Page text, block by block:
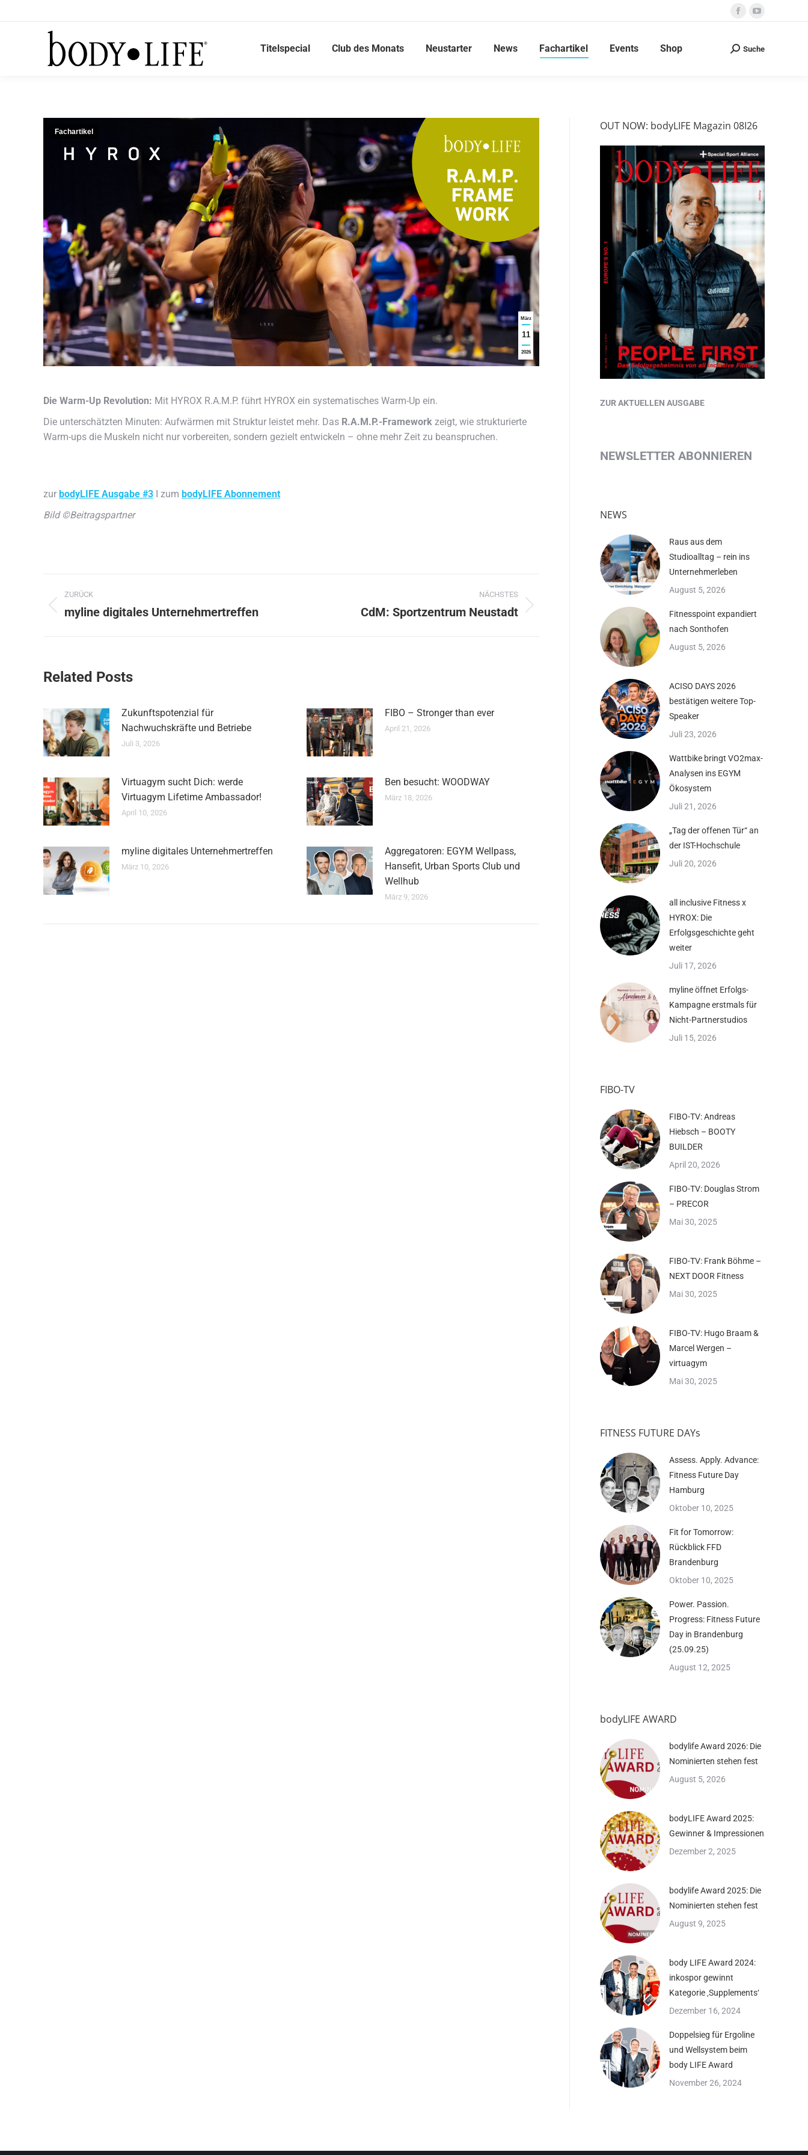
Facebook
opens
YouTube
opens
Titelspecial Club des Monats Neustarter News Fachartikel Events Shop Search:
Suche
März
11
2026
Fachartikel
Die Warm-Up Revolution: Mit HYROX R.A.M.P. führt HYROX ein systematisches Warm-Up ein.
Die unterschätzten Minuten: Aufwärmen mit Struktur leistet mehr. Das R.A.M.P.-Framework zeigt, wie strukturierte
Warm-ups die Muskeln nicht nur vorbereiten, sondern gezielt entwickeln – ohne mehr Zeit zu beanspruchen.
zur bodyLIFE Ausgabe #3 I zum bodyLIFE Abonnement
Bild ©Beitragspartner
Kommentarnavigation
ZURÜCK
Vorheriger
myline digitales Unternehmertreffen
NÄCHSTES
CdM: Sportzentrum Neustadt
Related Posts
Zukunftspotenzial für
Nachwuchskräfte und Betriebe
Juli 3, 2026
FIBO – Stronger than ever
April 21, 2026
Virtuagym sucht Dich: werde
Virtuagym Lifetime Ambassador!
April 10, 2026
Ben besucht: WOODWAY
März 18, 2026
myline digitales Unternehmertreffen
März 10, 2026
Aggregatoren: EGYM Wellpass,
Hansefit, Urban Sports Club und
Wellhub
März 9, 2026
OUT NOW: bodyLIFE Magazin 08I26
ZUR AKTUELLEN AUSGABE
NEWSLETTER ABONNIEREN
NEWS
Raus aus dem
Studioalltag – rein ins
Unternehmerleben
August 5, 2026
Fitnesspoint expandiert
nach Sonthofen
August 5, 2026
ACISO DAYS 2026
bestätigen weitere Top-
Speaker
Juli 23, 2026
Wattbike bringt VO2max-
Analysen ins EGYM
Ökosystem
Juli 21, 2026
„Tag der offenen Tür“ an
der IST-Hochschule
Juli 20, 2026
all inclusive Fitness x
HYROX: Die
Erfolgsgeschichte geht
weiter
Juli 17, 2026
myline öffnet Erfolgs-
Kampagne erstmals für
Nicht-Partnerstudios
Juli 15, 2026
FIBO-TV
FIBO-TV: Andreas
Hiebsch – BOOTY
BUILDER
April 20, 2026
FIBO-TV: Douglas Strom
– PRECOR
Mai 30, 2025
FIBO-TV: Frank Böhme –
NEXT DOOR Fitness
Mai 30, 2025
FIBO-TV: Hugo Braam &
Marcel Wergen –
virtuagym
Mai 30, 2025
FITNESS FUTURE DAYs
Assess. Apply. Advance:
Fitness Future Day
Hamburg
Oktober 10, 2025
Fit for Tomorrow:
Rückblick FFD
Brandenburg
Oktober 10, 2025
Power. Passion.
Progress: Fitness Future
Day in Brandenburg
(25.09.25)
August 12, 2025
bodyLIFE AWARD
bodylife Award 2026: Die
Nominierten stehen fest
August 5, 2026
bodyLIFE Award 2025:
Gewinner & Impressionen
Dezember 2, 2025
bodylife Award 2025: Die
Nominierten stehen fest
August 9, 2025
body LIFE Award 2024:
inkospor gewinnt
Kategorie ‚Supplements‘
Dezember 16, 2024
Doppelsieg für Ergoline
und Wellsystem beim
body LIFE Award
November 26, 2024